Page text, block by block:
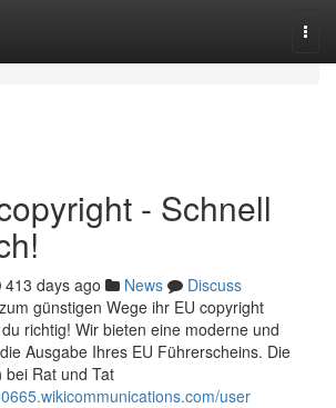
- Schnell
413 days ago News
Discuss
günstigen Wege ihr EU copyright
richtig! Wir bieten eine moderne und
Ausgabe Ihres EU Führerscheins. Die
bei Rat und Tat
user